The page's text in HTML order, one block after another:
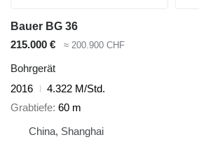
Bauer BG 36
215.000 €
≈ 200.900 CHF
Bohrgerät
2016
4.322 M/Std.
Grabtiefe 60 m
China, Shanghai